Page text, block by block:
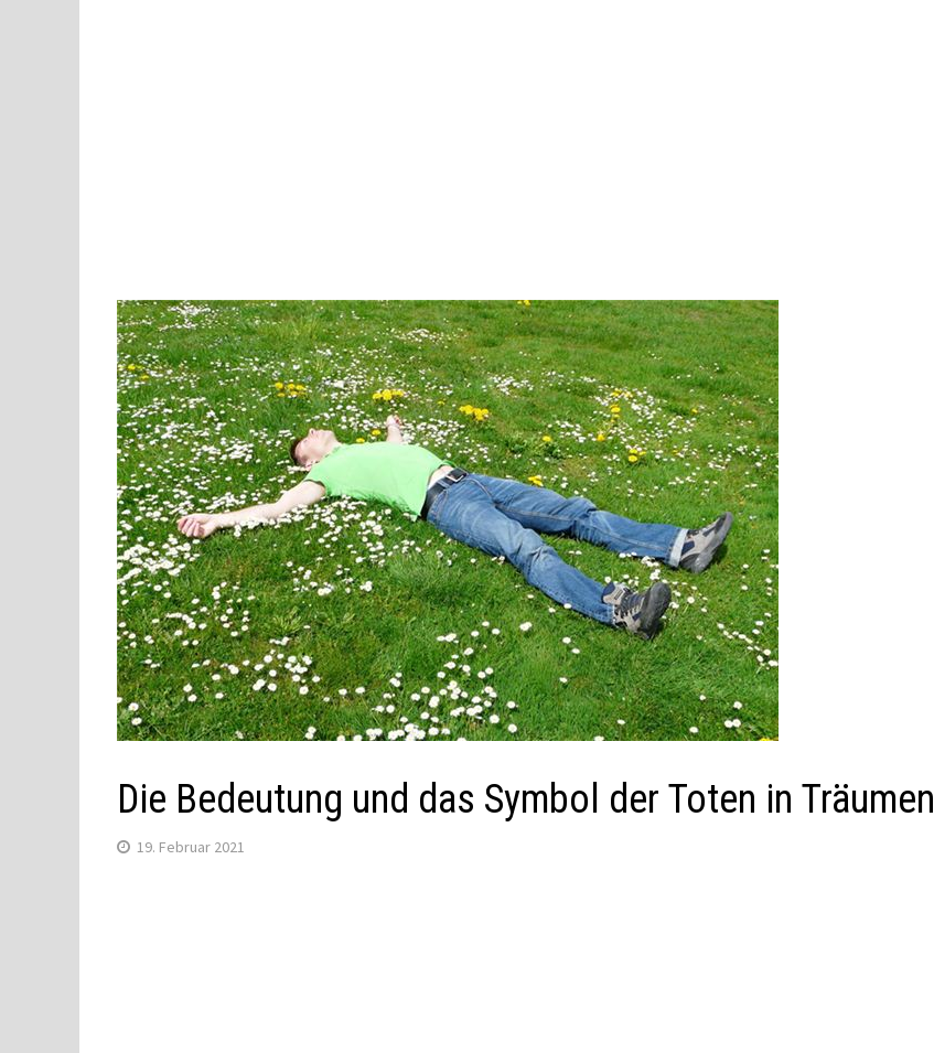
Die Bedeutung und das Symbol der Toten in Träumen
19. Februar 2021